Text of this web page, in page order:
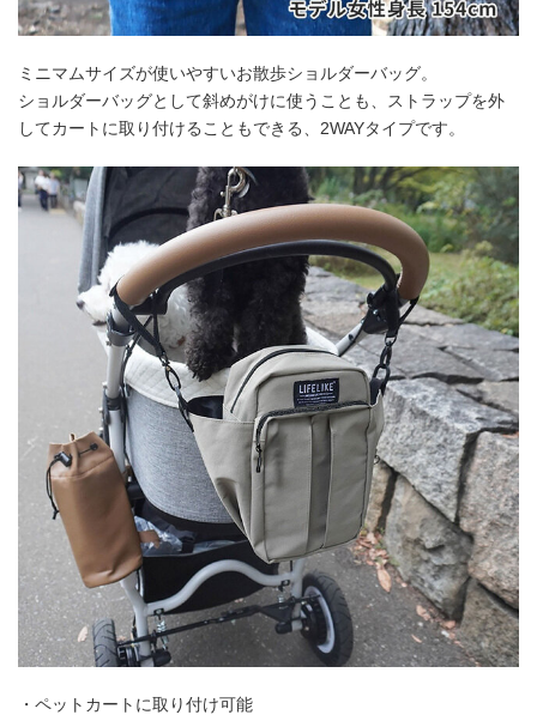
ミニマムサイズが使いやすいお散歩ショルダーバッグ。
ショルダーバッグとして斜めがけに使うことも、ストラップを外
してカートに取り付けることもできる、2WAYタイプです。
・ペットカートに取り付け可能